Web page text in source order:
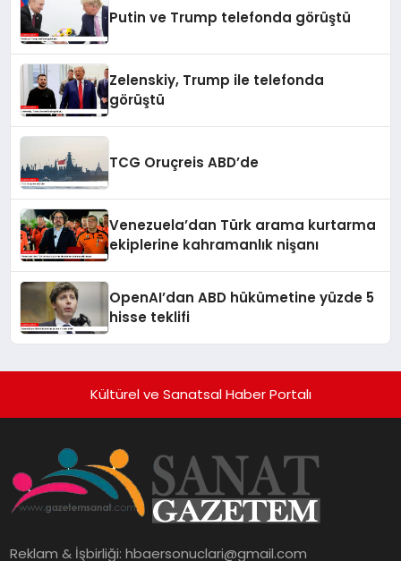
Putin ve Trump telefonda görüştü
Zelenskiy, Trump ile telefonda
görüştü
TCG Oruçreis ABD’de
Venezuela’dan Türk arama kurtarma
ekiplerine kahramanlık nişanı
OpenAI’dan ABD hükümetine yüzde 5
hisse teklifi
Kültürel ve Sanatsal Haber Portalı
Reklam & İşbirliği:hbaersonuclari@gmail.com